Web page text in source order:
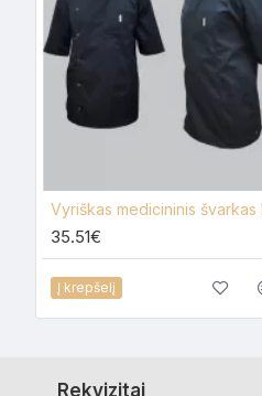
35.51€
Į krepšelį
Rekvizitai